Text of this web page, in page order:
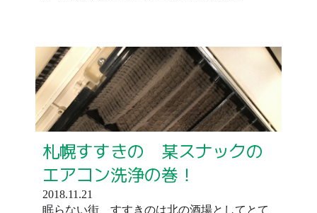
札幌すすきの 某スナックの
エアコン洗浄の巻！
2018.11.21
眠らない街 すすきのは北の酒場としてとて